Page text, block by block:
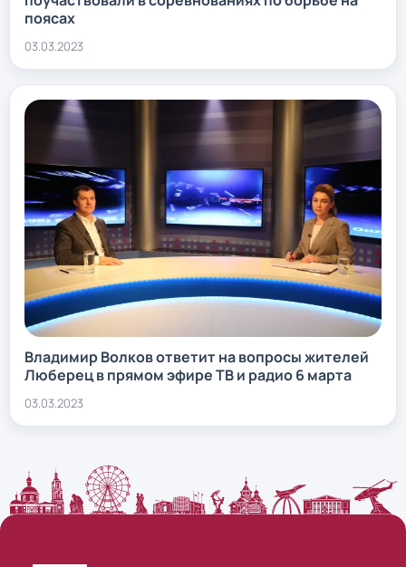
поясах
03.03.2023
Владимир Волков ответит на вопросы жителей
Люберец в прямом эфире ТВ и радио 6 марта
03.03.2023